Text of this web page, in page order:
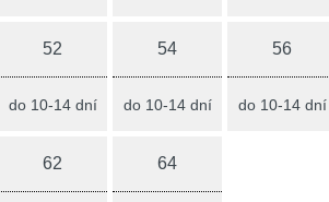
52
do 10-14 dní
54
do 10-14 dní
56
do 10-14 dní
62 64